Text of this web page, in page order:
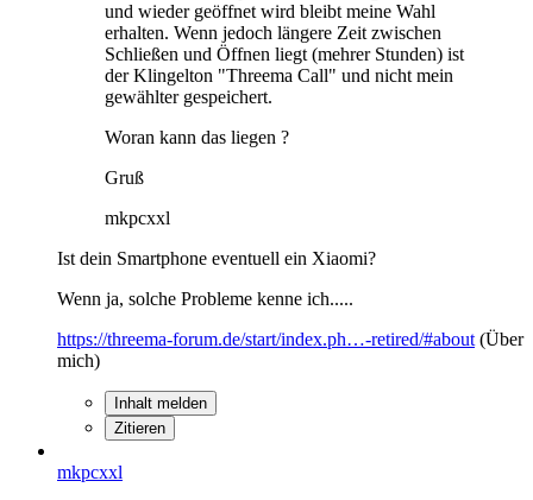
und wieder geöffnet wird bleibt meine Wahl
erhalten. Wenn jedoch längere Zeit zwischen
Schließen und Öffnen liegt (mehrer Stunden) ist
der Klingelton "Threema Call" und nicht mein
gewählter gespeichert.
Woran kann das liegen ?
Gruß
mkpcxxl
Ist dein Smartphone eventuell ein Xiaomi?
Wenn ja, solche Probleme kenne ich.....
https://threema-forum.de/start/index.ph…-retired/#about (Über
mich)
Inhalt melden
Zitieren
mkpcxxl